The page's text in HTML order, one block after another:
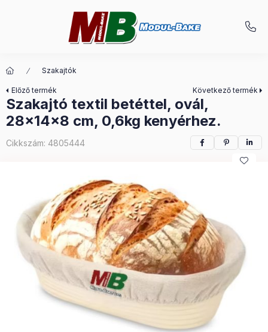
Szakajtók
Előző termék Következő termék
Szakajtó textil betéttel, ovál,
28x14x8 cm, 0,6kg kenyérhez.
Cikkszám: 4805444